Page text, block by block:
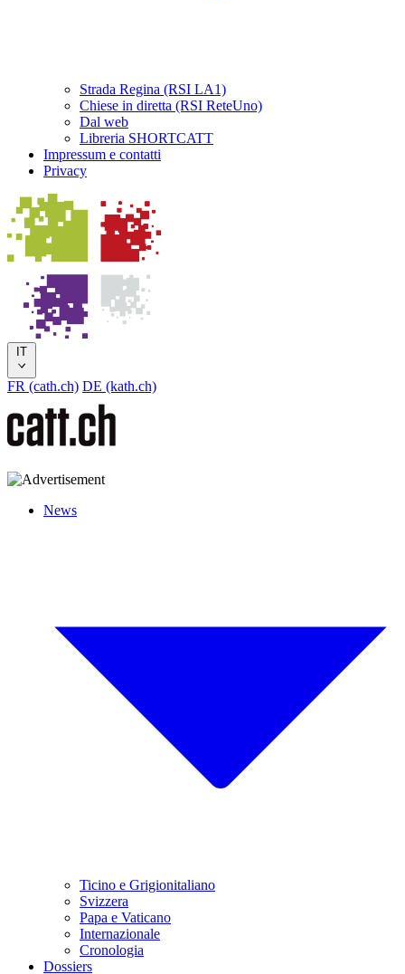
Strada Regina (RSI LA1)
Chiese in diretta (RSI ReteUno)
Dal web
Libreria SHORTCATT
Impressum e contatti
Privacy
IT
FR (cath.ch) DE (kath.ch)
News
Ticino e Grigionitaliano
Svizzera
Papa e Vaticano
Internazionale
Cronologia
Dossiers